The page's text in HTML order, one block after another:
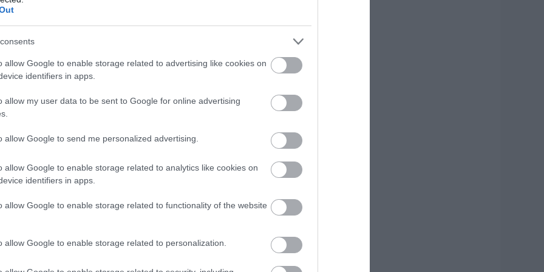
allow Google to enable storage related to advertising like cookies on
identifiers in apps.
allow my user data to be sent to Google for online advertising
allow Google to send me personalized advertising.
allow Google to enable storage related to analytics like cookies on
identifiers in apps.
allow Google to enable storage related to functionality of the website
allow Google to enable storage related to personalization.
ενίσχυσης της βιώσιμης κινητικότητας
φεστιβάλ, καθ’ όλη τη διάρκεια του
μήνες
η Δήμαρχος τόνισε, για ακόμη μια
στη Στερεά Ελλάδα και τα
οφέλη που θα προσφέρει στις τοπικές
χαρακτηριστικά της Στερεάς
της, που είναι σίγουρα
τους.
και στην ανάγκη ενίσχυσης των
να καταφέρουν να υλοποιήσουν ακόμη
στις πόλεις τους.
Σοκ στην Εύβοια:
για 10 ευρώ και
έχασε χιλιάδες
περιπολικό; Η
απάντηση που λίγοι
09.08.2026 | 18:40